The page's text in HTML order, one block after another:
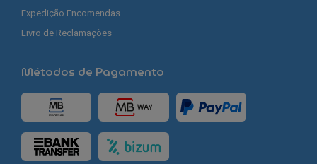
Expedição Encomendas
Livro de Reclamações
Métodos de Pagamento